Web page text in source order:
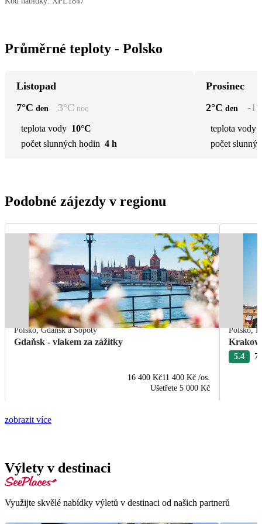
Průměrné teploty - Polsko
Listopad
7°C den 3°C noc
teplota vody 10°C
počet slunných hodin 4 h
Prosinec
2°C den -1
teplota vody
počet
Podobné zájezdy v regionu
Polsko,Gdaňsk a Sopoty
Gdaňsk - vlakem za zážitky
16 400 Kč11 400 Kč /os.
Ušetřete 5 000 Kč
Polsko,
Krakov
5.4 7
zobrazit více
Výlety v destinaci
Využijte skvělé nabídky výletů v destinaci od našich partnerů